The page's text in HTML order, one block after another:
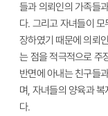
들과 의뢰인의 가족들
다. 그리고 자녀들이 모
장하였기 때문에 의뢰
는 점을 적극적으로 주
반면에 아내는 친구들
며, 자녀들의 양육과 복
다.